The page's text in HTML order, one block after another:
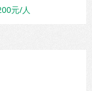
元/人